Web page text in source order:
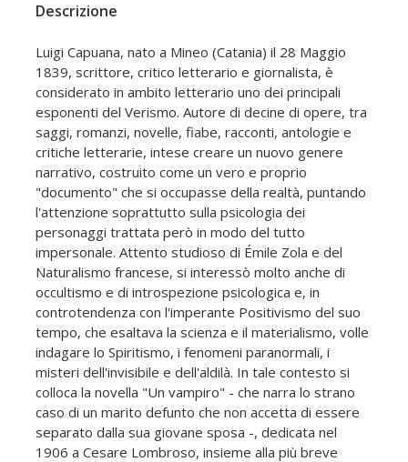
Descrizione
Luigi Capuana, nato a Mineo (Catania) il 28 Maggio
1839, scrittore, critico letterario e giornalista, è
considerato in ambito letterario uno dei principali
esponenti del Verismo. Autore di decine di opere, tra
saggi, romanzi, novelle, fiabe, racconti, antologie e
critiche letterarie, intese creare un nuovo genere
narrativo, costruito come un vero e proprio
"documento" che si occupasse della realtà, puntando
l'attenzione soprattutto sulla psicologia dei
personaggi trattata però in modo del tutto
impersonale. Attento studioso di Émile Zola e del
Naturalismo francese, si interessò molto anche di
occultismo e di introspezione psicologica e, in
controtendenza con l'imperante Positivismo del suo
tempo, che esaltava la scienza e il materialismo, volle
indagare lo Spiritismo, i fenomeni paranormali, i
misteri dell'invisibile e dell'aldilà. In tale contesto si
colloca la novella "Un vampiro" - che narra lo strano
caso di un marito defunto che non accetta di essere
separato dalla sua giovane sposa -, dedicata nel
1906 a Cesare Lombroso, insieme alla più breve